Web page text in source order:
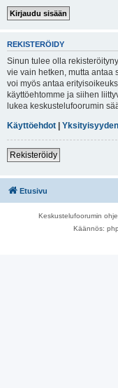
REKISTERÖIDY
Sinun tulee olla
vie vain hetken, mutta
voi myös antaa
käyttöehtomme ja siihen
lukea keskustelufoorumin
Käyttöehdot |
Rekisteröidy
Etusivu
Keskustelufoorumin
Käännös: